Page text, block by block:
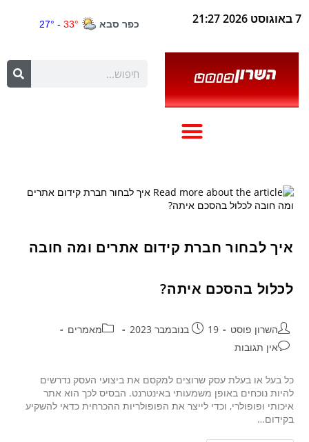
7 באוגוסט 2026 21:27
איך לבחור חברת קידום אתרים ומה חובה
לכלול בהסכם איתה?
השרון פוסט 19 בנובמבר 2023
מאמרים
אין תגובות
כל בעל או בעלת עסק שרוצים למקסם את ביצועי העסק נדרשים
להיות נוכחים באופן משמעותי באינטרנט. הבסיס לכך הוא אתר
איכותי ופופולרי, וכדי לייצר את הפופולריות ההכרחית כדאי להשקיע
בקידום…